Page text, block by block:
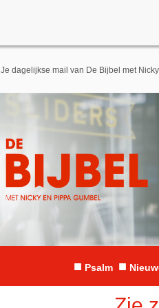
Je dagelijkse mail van De Bijbel met
■ Psalm ■